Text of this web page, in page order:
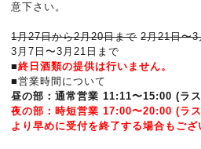
意下さい。
1月27日から2月20日まで 2月21日〜
3月7日〜3月21日まで
■終日酒類の提供は行いません。
■営業時間について
昼の部：通常営業 11:11〜15:00 (ラ
夜の部：時短営業 17:00〜20:00 (ラ
より早めに受付を終了する場合もござ